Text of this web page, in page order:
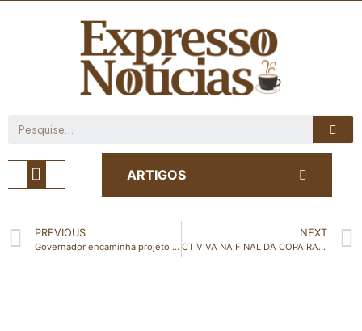
ARTIGOS
PREVIOUS
Governador encaminha projeto de lei para reestruturação do Bolsa Capixaba
NEXT
CT VIVA NA FINAL DA COPA RALUTI DE FUTSAL 2021